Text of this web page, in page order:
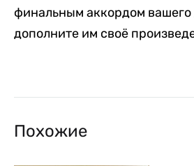
финальным аккордом
дополните им своё
Похожие